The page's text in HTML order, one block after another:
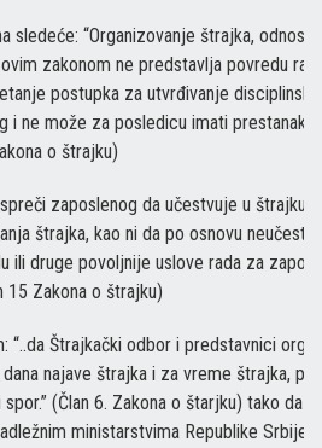
sledeće: “Organizovanje štrajka,
zakonom ne predstavlja povredu
postupka za utvrđivanje
i ne može za posledicu imati prestanak
o štrajku)
zaposlenog da učestvuje u štrajku
štrajka, kao ni da po osnovu
ili druge povoljnije uslove rada za
15 Zakona o štrajku)
“..da Štrajkački odbor i predstavnici
najave štrajka i za vreme štrajka,
(Član 6. Zakona o štarjku) tako da
ministarstvima Republike Srbije